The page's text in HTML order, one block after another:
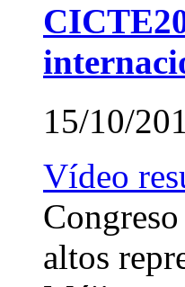
15/10/
Vídeo
altos